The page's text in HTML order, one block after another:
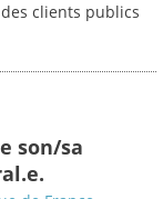
clients publics
son/sa